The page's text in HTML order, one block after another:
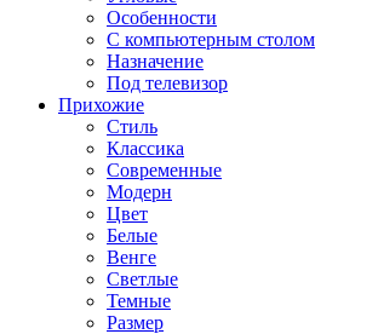
Особенности
С компьютерным столом
Назначение
Под телевизор
Прихожие
Стиль
Классика
Современные
Модерн
Цвет
Белые
Венге
Светлые
Темные
Размер